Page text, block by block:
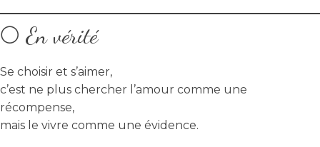
🌕 En vérité
Se choisir et s’aimer,
c’est ne plus chercher l’amour comme une
récompense,
mais le vivre comme une évidence.